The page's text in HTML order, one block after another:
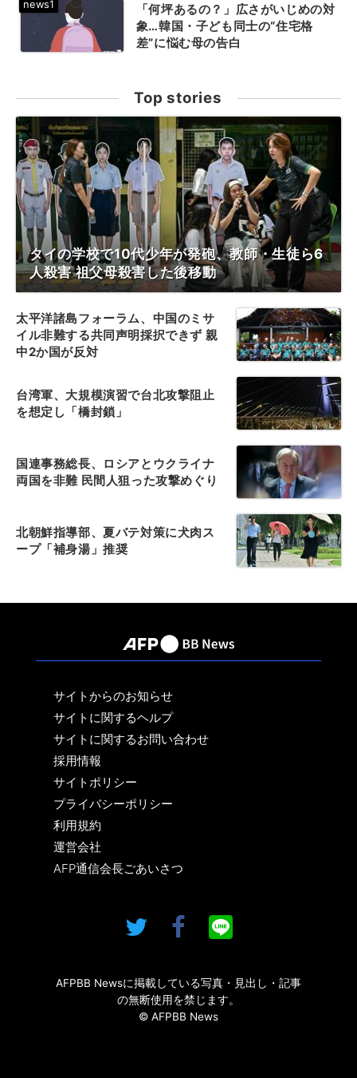
「何坪あるの？」広さがいじめの対
象…韓国・子ども同士の“住宅格
差”に悩む母の告白
Top stories
タイの学校で10代少年が発砲、教師・生徒ら6
人殺害 祖父母殺害した後移動
太平洋諸島フォーラム、中国のミサ
イル非難する共同声明採択できず 親
中2か国が反対
台湾軍、大規模演習で台北攻撃阻止
を想定し「橋封鎖」
国連事務総長、ロシアとウクライナ
両国を非難 民間人狙った攻撃めぐり
北朝鮮指導部、夏バテ対策に犬肉ス
ープ「補身湯」推奨
サイトからのお知らせ
サイトに関するヘルプ
サイトに関するお問い合わせ
採用情報
サイトポリシー
プライバシーポリシー
利用規約
運営会社
AFP通信会長ごあいさつ
AFPBB Newsに掲載している写真・見出し・記事
の無断使用を禁じます。
© AFPBB News